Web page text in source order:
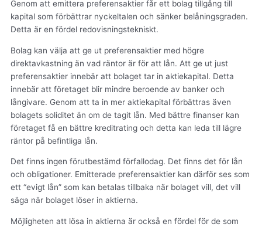
Genom att emittera preferensaktier får ett bolag tillgång till
kapital som förbättrar nyckeltalen och sänker belåningsgraden.
Detta är en fördel redovisningstekniskt.
Bolag kan välja att ge ut preferensaktier med högre
direktavkastning än vad räntor är för att lån. Att ge ut just
preferensaktier innebär att bolaget tar in aktiekapital. Detta
innebär att företaget blir mindre beroende av banker och
långivare. Genom att ta in mer aktiekapital förbättras även
bolagets soliditet än om de tagit lån. Med bättre finanser kan
företaget få en bättre kreditrating och detta kan leda till lägre
räntor på befintliga lån.
Det finns ingen förutbestämd förfallodag. Det finns det för lån
och obligationer. Emitterade preferensaktier kan därför ses som
ett “evigt lån” som kan betalas tillbaka när bolaget vill, det vill
säga när bolaget löser in aktierna.
Möjligheten att lösa in aktierna är också en fördel för de som